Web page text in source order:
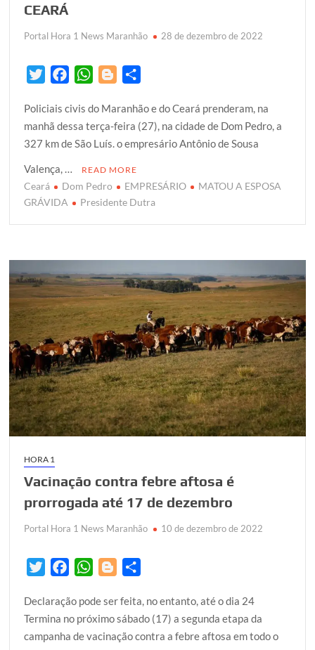
CEARÁ
Portal Hora 1 News Maranhão 28 de dezembro de 2022
i
t
t
e
r
c
e
b
o
k
W
a
t
s
A
p
p
o
g
g
e
r
a
r
e
Policiais civis do Maranhão e do Ceará prenderam, na
manhã dessa terça-feira (27), na cidade de Dom Pedro, a
327 km de São Luís. o empresário Antônio de Sousa
Valença, …
READ MORE
Ceará Dom Pedro EMPRESÁRIO
MATOU A ESPOSA
GRÁVIDA
Presidente Dutra
HORA 1
Vacinação contra febre aftosa é
prorrogada até 17 de dezembro
Portal Hora 1 News Maranhão 10 de dezembro de 2022
i
t
t
c
e
b
W
a
t
s
o
g
g
a
r
e
Declaração pode ser feita, no entanto, até o dia 24
Termina no próximo sábado (17) a segunda etapa da
campanha de vacinação contra a febre aftosa em todo o